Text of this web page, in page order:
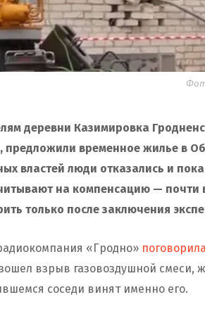
деревни Казимировка
предложили временное жилье в
властей люди отказались и
на компенсацию — почти
только после заключения
«Гродно» поговорила
взрыв газовоздушной смеси,
соседи винят именно его.